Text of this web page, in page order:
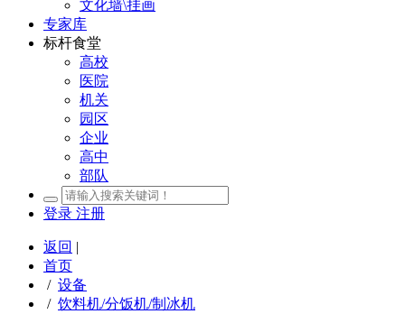
文化墙\挂画
专家库
标杆食堂
高校
医院
机关
园区
企业
高中
部队
登录 注册
返回 |
首页
/ 设备
/ 饮料机/分饭机/制冰机